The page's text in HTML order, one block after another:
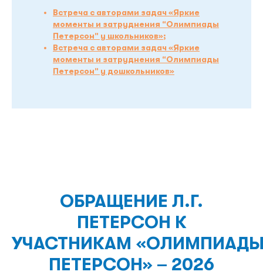
Встреча с авторами задач «Яркие
моменты и затруднения “Олимпиады
Петерсон” у школьников»;
Встреча с авторами задач «Яркие
моменты и затруднения “Олимпиады
Петерсон” у дошкольников»
ОБРАЩЕНИЕ Л.Г.
ПЕТЕРСОН К
УЧАСТНИКАМ
ПЕТЕРСОН» – 2026